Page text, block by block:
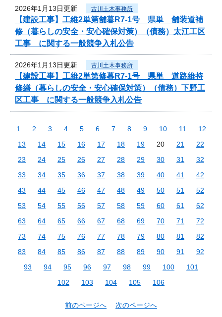
2026年1月13日更新 古川土木事務所
【建設工事】工維2単第舗暮R7-1号 県単 舗装道補
修（暮らしの安全・安心確保対策）（債務）太江工区
工事 に関する一般競争入札公告
2026年1月13日更新 古川土木事務所
【建設工事】工維2単第修暮R7-1号 県単 道路維持
修繕（暮らしの安全・安心確保対策）（債務）下野工
区工事 に関する一般競争入札公告
1 2 3 4 5 6 7 8 9 10 11
12
13
14 15 16 17 18 19 20 21
22
23
24 25 26 27 28 29 30 31
32
33
34 35 36 37 38 39 40 41
42
43
44 45 46 47 48 49 50 51
52
53
54 55 56 57 58 59 60 61
62
63
64 65 66 67 68 69 70 71
72
73
74 75 76 77 78 79 80 81
82
83
84 85 86 87 88 89 90 91
92
93
94 95 96 97 98 99 100
101
102
103 104 105 106
前のページへ 次のページへ